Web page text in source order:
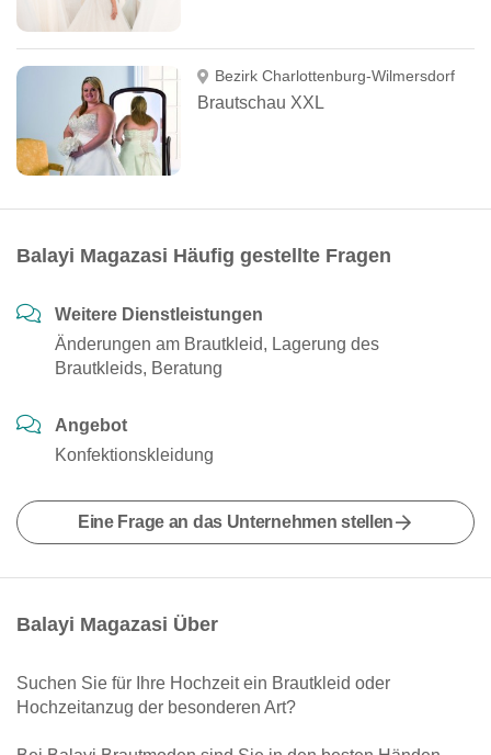
Bezirk Charlottenburg-Wilmersdorf
Brautschau XXL
Balayi Magazasi Häufig gestellte Fragen
Weitere Dienstleistungen
Änderungen am Brautkleid, Lagerung des
Brautkleids, Beratung
Angebot
Konfektionskleidung
Eine Frage an das Unternehmen stellen
Balayi Magazasi Über
Suchen Sie für Ihre Hochzeit ein Brautkleid oder
Hochzeitanzug der besonderen Art?